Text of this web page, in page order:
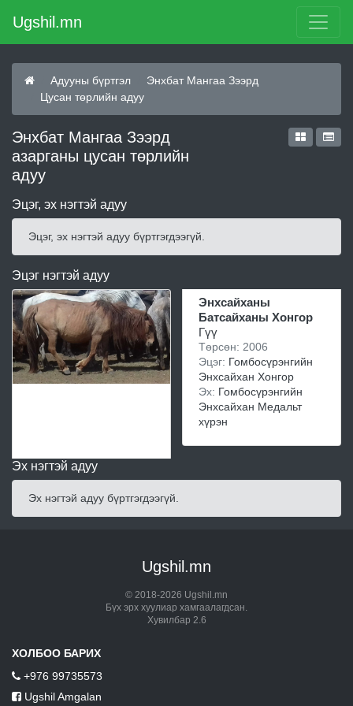
Ugshil.mn
Адууны бүртгэл
Энхбат Мангаа Зээрд
Цусан төрлийн адуу
Энхбат Мангаа Зээрд
азарганы цусан төрлийн
адуу
Эцэг, эх нэгтэй адуу
Эцэг, эх нэгтэй адуу бүртгэгдээгүй.
Эцэг нэгтэй адуу
Энхсайханы
Батсайханы Хонгор
Гүү
Төрсөн: 2006
Эцэг: Гомбосүрэнгийн
Энхсайхан Хонгор
Эх: Гомбосүрэнгийн
Энхсайхан Медальт
хүрэн
Эх нэгтэй адуу
Эх нэгтэй адуу бүртгэгдээгүй.
Ugshil.mn
© 2018-2026 Ugshil.mn
Бүх эрх хуулиар хамгаалагдсан.
Хувилбар 2.6
ХОЛБОО БАРИХ
+976 99735573
Ugshil Amgalan